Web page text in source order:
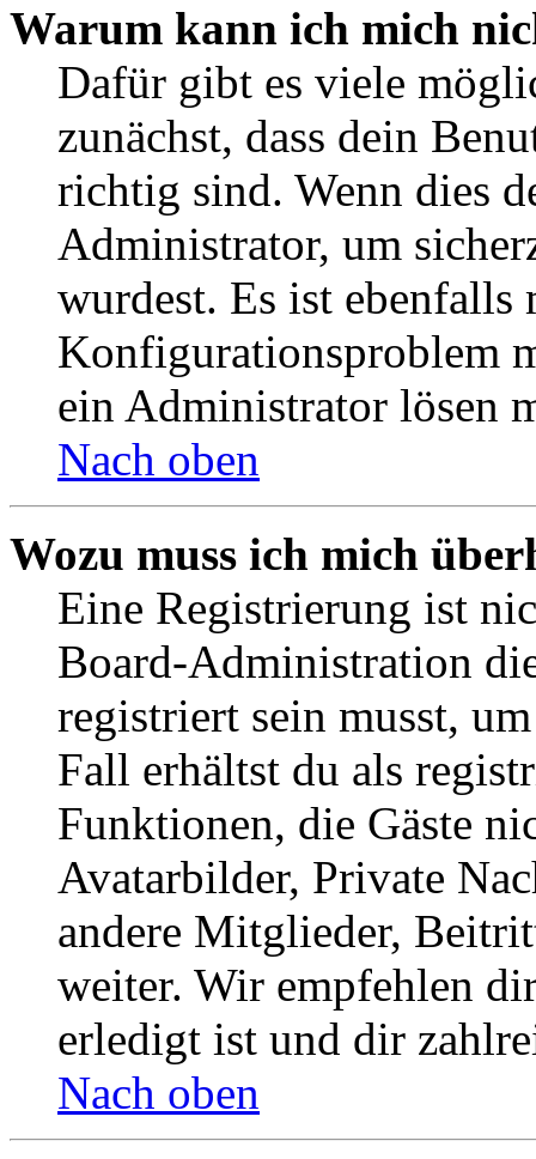
Warum kann ich mich
Dafür gibt es viele
zunächst, dass dein
richtig sind. Wenn dies
Administrator, um
wurdest. Es ist ebenfalls
Konfigurationsproblem
ein Administrator lösen
Nach oben
Wozu muss ich mich
Eine Registrierung ist
Board-Administration
registriert sein musst,
Fall erhältst du als
Funktionen, die Gäste
Avatarbilder, Private
andere Mitglieder,
weiter. Wir empfehlen
erledigt ist und dir
Nach oben